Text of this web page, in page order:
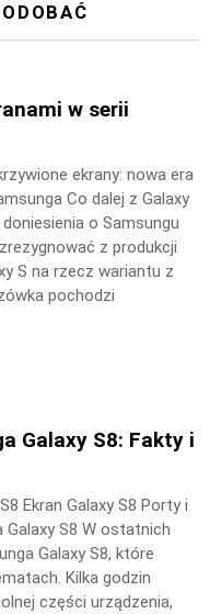
w serii
ekrany: nowa era
Co dalej z Galaxy
o Samsungu
z produkcji
S na rzecz wariantu z
pochodzi
Galaxy S8: Fakty i
Ekran Galaxy S8 Porty i
Galaxy S8 W ostatnich
Galaxy S8, które
Kilka godzin
części urządzenia,